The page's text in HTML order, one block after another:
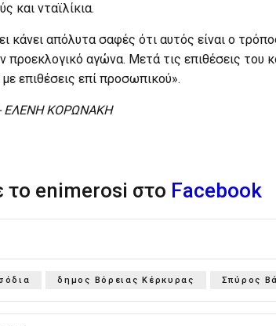
και νταϊλίκια.
κάνει απόλυτα σαφές ότι αυτός είναι ο
προεκλογικό αγώνα. Μετά τις επιθέσεις του
επιθέσεις επί προσωπικού».
ΕΛΕΝΗ ΚΟΡΩΝΑΚΗ
το enimerosi στο Facebook
δημος Βόρειας Κέρκυρας Σπύρος